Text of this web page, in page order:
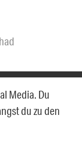
Media. Du
du zu den